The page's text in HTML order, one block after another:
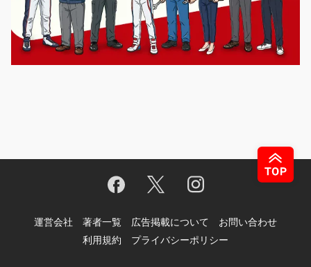
運営会社 著者一覧 広告掲載について
お問い合わせ
利用規約
プライバシーポリシー